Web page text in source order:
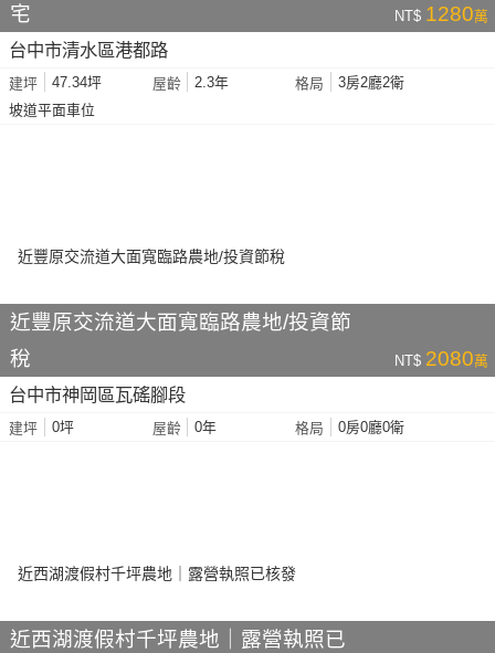
宅
NT$ 1280萬
台中市清水區港都路
建坪 47.34坪 屋齡 2.3年 格局
3房2廳2衛
坡道平面車位
近豐原交流道大面寬臨路農地/投資節
稅
NT$ 2080萬
台中市神岡區瓦磘腳段
建坪 0坪 屋齡 0年 格局 0房0廳0衛
近西湖渡假村千坪農地｜露營執照已